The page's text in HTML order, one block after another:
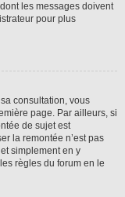
les messages doivent
pour plus
consultation, vous
page. Par ailleurs, si
de sujet est
la remontée n’est pas
simplement en y
règles du forum en le